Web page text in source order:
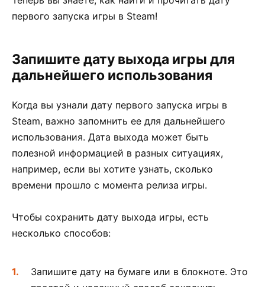
первого запуска игры в Steam!
Запишите дату выхода игры для
дальнейшего использования
Когда вы узнали дату первого запуска игры в
Steam, важно запомнить ее для дальнейшего
использования. Дата выхода может быть
полезной информацией в разных ситуациях,
например, если вы хотите узнать, сколько
времени прошло с момента релиза игры.
Чтобы сохранить дату выхода игры, есть
несколько способов:
Запишите дату на бумаге или в блокноте. Это